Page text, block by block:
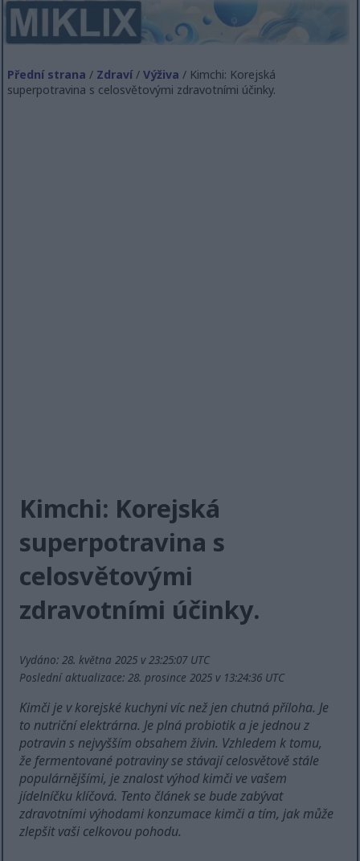
Přední strana / Zdraví/Výživa / Kimchi: Korejská
superpotravina s celosvětovými zdravotními účinky.
Kimchi: Korejská
superpotravina s
celosvětovými
zdravotními účinky.
Vydáno: 28. května 2025 v 23:25:07 UTC
Poslední aktualizace: 28. prosince 2025 v 13:24:36 UTC
Kimči je v korejské kuchyni víc než jen chutná příloha. Je
to nutriční elektrárna. Je plná probiotik a je jednou z
potravin s nejvyšším obsahem živin. Vzhledem k tomu,
že fermentované potraviny se stávají celosvětově stále
populárnějšími, je znalost výhod kimči ve vašem
jídelníčku klíčová. Tento článek se bude zabývat
zdravotními výhodami konzumace kimči a tím, jak může
zlepšit vaši celkovou pohodu.